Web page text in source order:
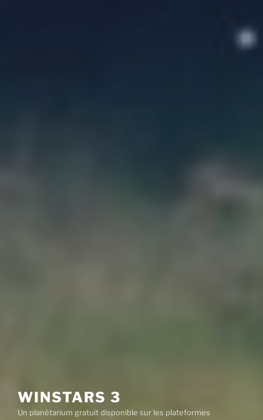
WINSTARS 3
Un planétarium gratuit disponible sur les plateformes